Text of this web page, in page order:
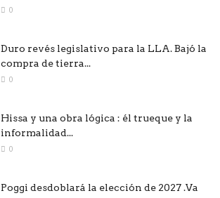
0
Duro revés legislativo para la LLA. Bajó la
compra de tierra...
0
Hissa y una obra lógica : él trueque y la
informalidad...
0
Poggi desdoblará la elección de 2027 .Va